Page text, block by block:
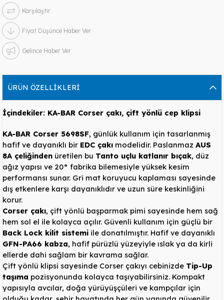
Karşılaştır
Fiyat Düşünce Haber Ver
Gelince Haber Ver
ÜRÜN ÖZELLIKLERI
İçindekiler: KA-BAR Corser çakı, çift yönlü cep klipsi
KA-BAR Corser 5698SF, günlük kullanım için tasarlanmış
hafif ve dayanıklı bir EDC çakı modelidir. PaslanmazAUS
8A çeliğinden üretilen bu Tanto uçlu katlanır bıçak, düz
ağız yapısı ve 20° fabrika bilemesiyle yüksek kesim
performansı sunar. Gri mat koruyucu kaplaması sayesinde
dış etkenlere karşı dayanıklıdır ve uzun süre keskinliğini
korur.
Corser çakı, çift yönlü başparmak pimi sayesinde hem sağ
hem sol el ile kolayca açılır. Güvenli kullanım için güçlü bir
Back Lock kilit sistemi ile donatılmıştır. Hafif ve dayanıklı
GFN-PA66 kabza, hafif pürüzlü yüzeyiyle ıslak ya da kirli
ellerde dahi sağlam bir kavrama sağlar.
Çift yönlü klipsi sayesinde Corser çakıyı cebinizde Tip-Up
taşıma pozisyonunda kolayca taşıyabilirsiniz. Kompakt
yapısıyla avcılar, doğa yürüyüşçüleri ve kampçılar için